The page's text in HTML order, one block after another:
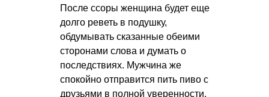
После ссоры женщина будет еще
долго реветь в подушку,
обдумывать сказанные обеими
сторонами слова и думать о
последствиях. Мужчина же
спокойно отправится пить пиво с
друзьями в полной уверенности,